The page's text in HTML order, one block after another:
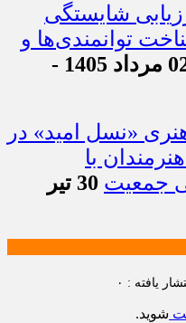
شایستگی
توانمندی‌ها و
02 مرداد 1405 -
«نسل امید» در
با
جمعیت
30 تیر
یافته : ۰
شوید.